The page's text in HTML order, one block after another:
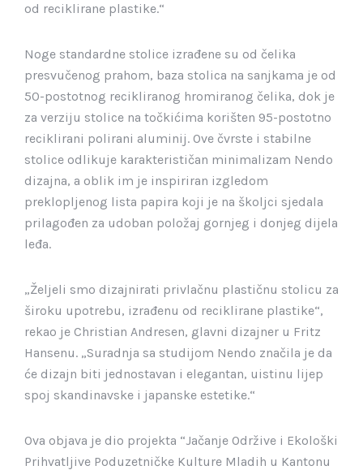
od reciklirane plastike.“
Noge standardne stolice izrađene su od čelika
presvučenog prahom, baza stolica na sanjkama je od
50-postotnog recikliranog hromiranog čelika, dok je
za verziju stolice na točkićima korišten 95-postotno
reciklirani polirani aluminij. Ove čvrste i stabilne
stolice odlikuje karakterističan minimalizam Nendo
dizajna, a oblik im je inspiriran izgledom
preklopljenog lista papira koji je na školjci sjedala
prilagođen za udoban položaj gornjeg i donjeg dijela
leđa.
„Željeli smo dizajnirati privlačnu plastičnu stolicu za
široku upotrebu, izrađenu od reciklirane plastike“,
rekao je Christian Andresen, glavni dizajner u Fritz
Hansenu. „Suradnja sa studijom Nendo značila je da
će dizajn biti jednostavan i elegantan, uistinu lijep
spoj skandinavske i japanske estetike.“
Ova objava je dio projekta “Jačanje Održive i Ekološki
Prihvatljive Poduzetničke Kulture Mladih u Kantonu